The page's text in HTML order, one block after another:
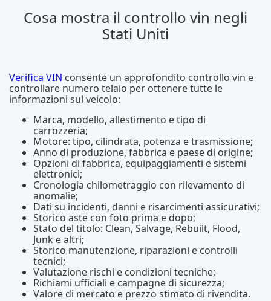
Cosa mostra il controllo vin negli
Stati Uniti
Verifica VIN consente un approfondito controllo vin e
controllare numero telaio per ottenere tutte le
informazioni sul veicolo:
Marca, modello, allestimento e tipo di
carrozzeria;
Motore: tipo, cilindrata, potenza e trasmissione;
Anno di produzione, fabbrica e paese di origine;
Opzioni di fabbrica, equipaggiamenti e sistemi
elettronici;
Cronologia chilometraggio con rilevamento di
anomalie;
Dati su incidenti, danni e risarcimenti assicurativi;
Storico aste con foto prima e dopo;
Stato del titolo: Clean, Salvage, Rebuilt, Flood,
Junk e altri;
Storico manutenzione, riparazioni e controlli
tecnici;
Valutazione rischi e condizioni tecniche;
Richiami ufficiali e campagne di sicurezza;
Valore di mercato e prezzo stimato di rivendita.